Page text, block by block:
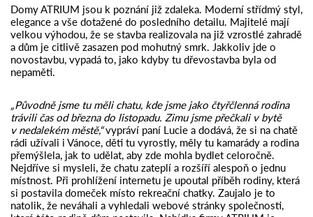
Domy ATRIUM jsou k poznání již zdaleka. Moderní střídmý styl,
elegance a vše dotažené do posledního detailu. Majitelé mají
velkou výhodou, že se stavba realizovala na již vzrostlé zahradě
a dům je citlivě zasazen pod mohutný smrk. Jakkoliv jde o
novostavbu, vypadá to, jako kdyby tu dřevostavba byla od
nepaměti.
„Původně jsme tu měli chatu, kde jsme jako čtyřčlenná rodina
trávili čas od března do listopadu. Zimu jsme přečkali v bytě
v nedalekém městě,“vypráví paní Lucie a dodává, že si na chatě
rádi užívali i Vánoce, děti tu vyrostly, měly tu kamarády a rodina
přemýšlela, jak to udělat, aby zde mohla bydlet celoročně.
Nejdříve si mysleli, že chatu zateplí a rozšíří alespoň o jednu
místnost. Při prohlížení internetu je upoutal příběh rodiny, která
si postavila domeček místo rekreační chatky. Zaujalo je to
natolik, že neváhali a vyhledali webové stránky společnosti,